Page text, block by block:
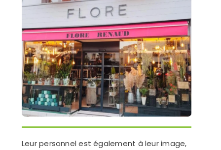
Leur personnel est également à leur image,